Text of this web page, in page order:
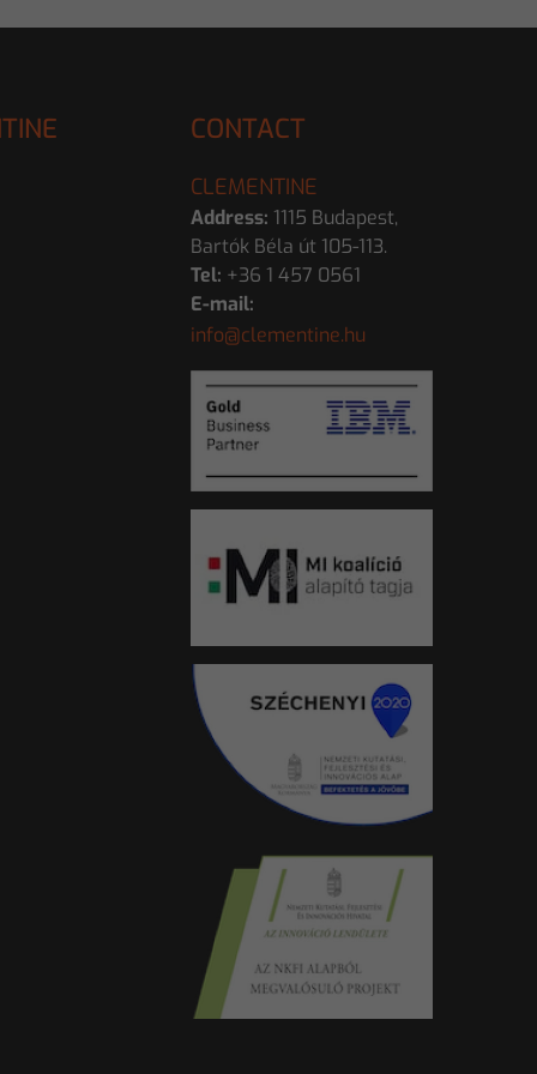
CONTACT
CLEMENTINE
Address: 1115 Budapest,
Bartók Béla út 105-113.
Tel: +36 1 457 0561
E-mail:
info@clementine.hu